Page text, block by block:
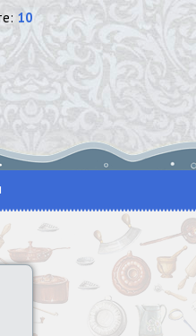
10